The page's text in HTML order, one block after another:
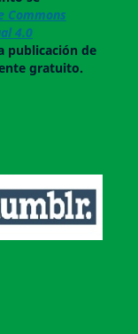
Commons
4.0
publicación de
gratuito.